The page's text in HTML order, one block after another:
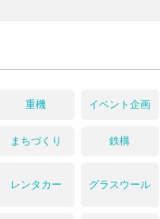
重機 イベント企画
まちづくり 鉄構
レンタカー グラスウール